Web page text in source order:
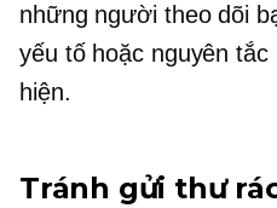
những người theo dõi
yếu tố hoặc nguyên
hiện.
Tránh gửi thư